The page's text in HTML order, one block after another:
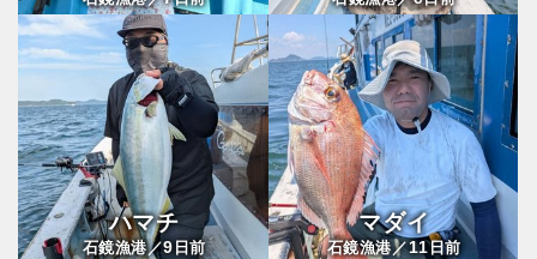
ハマチ
石鏡漁港／9 日前
マダイ
石鏡漁港／11日前